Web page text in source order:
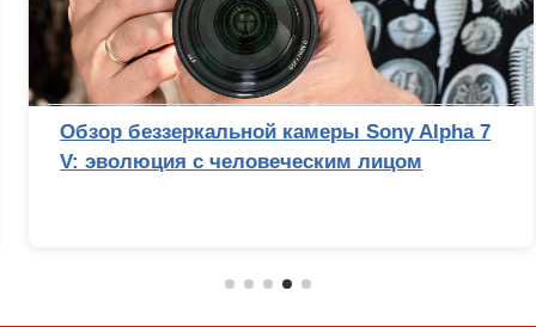
Обзор беззеркальной камеры Sony Alpha 7
V: эволюция с человеческим лицом